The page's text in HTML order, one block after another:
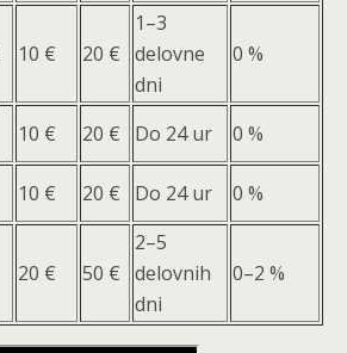
10 € 20 €
1–3
delovne
dni
0 %
10 € 20 € Do 24 ur 0 %
10 € 20 € Do 24 ur 0 %
20 € 50 €
2–5
delovnih
dni
0–2 %